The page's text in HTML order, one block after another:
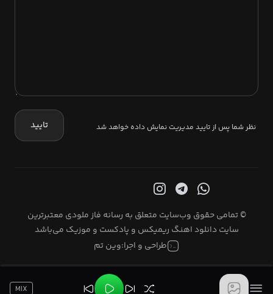
نظر شما پس از تایید مدیریت نمایش داده خواهد شد تایید
© تمامی حقوق وب‌سایت متعلق به رسانه فاز ملودی معتبرترین
سایت دانلود اهنگ ریمیکس و پادکست و موزیک می‌باشد
طراحی و اجرا:وین تم
MIX